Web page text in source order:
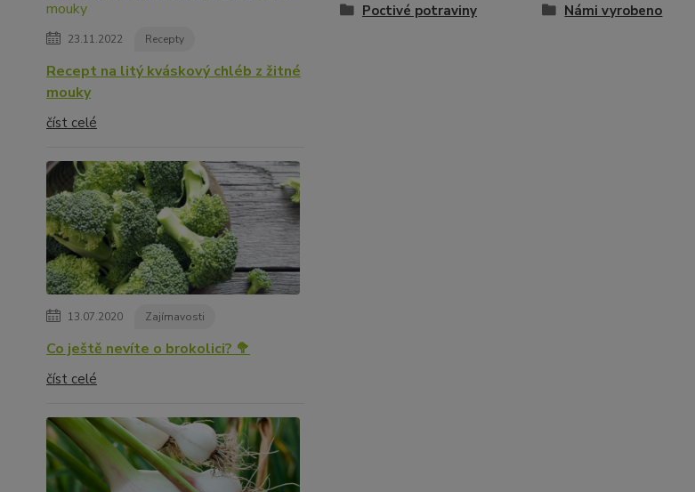
23.11.2022 Recepty
Recept na litý kváskový chléb z žitné
mouky
číst celé
13.07.2020 Zajímavosti
Co ještě nevíte o brokolici? 🥦
číst celé
Poctivé potraviny Námi vyrobeno